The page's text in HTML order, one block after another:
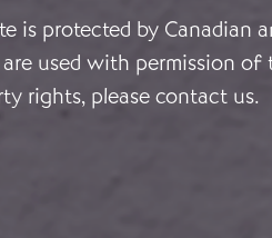
is protected by
are used with permission
rights, please contact us.